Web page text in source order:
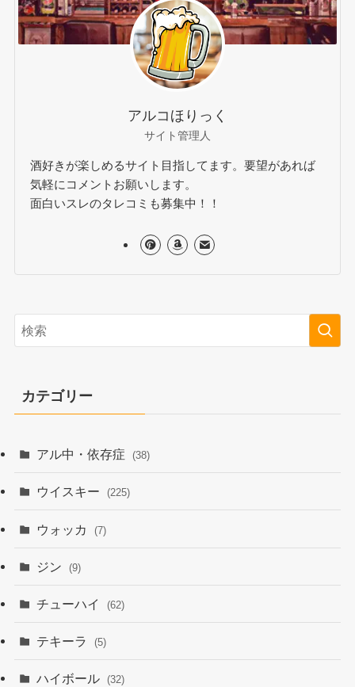
アルコほりっく
サイト管理人
酒好きが楽しめるサイト目指してます。要望があれば
気軽にコメントお願いします。
面白いスレのタレコミも募集中！！
カテゴリー
アル中・依存症 (38)
ウイスキー (225)
ウォッカ (7)
ジン (9)
チューハイ (62)
テキーラ (5)
ハイボール (32)